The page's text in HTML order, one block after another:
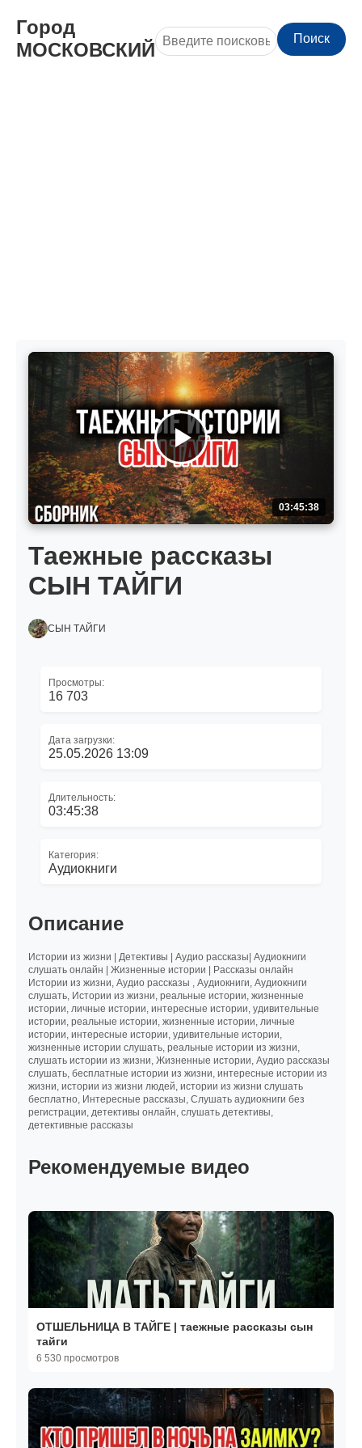
Город
МОСКОВСКИЙ
Поиск
03:45:38
Таежные рассказы
СЫН ТАЙГИ
СЫН ТАЙГИ
Просмотры:
16 703
Дата загрузки:
25.05.2026 13:09
Длительность:
03:45:38
Категория:
Аудиокниги
Описание
Истории из жизни | Детективы | Аудио рассказы| Аудиокниги
слушать онлайн | Жизненные истории | Рассказы онлайн
Истории из жизни, Аудио рассказы , Аудиокниги, Аудиокниги
слушать, Истории из жизни, реальные истории, жизненные
истории, личные истории, интересные истории, удивительные
истории, реальные истории, жизненные истории, личные
истории, интересные истории, удивительные истории,
жизненные истории слушать, реальные истории из жизни,
слушать истории из жизни, Жизненные истории, Аудио рассказы
слушать, бесплатные истории из жизни, интересные истории из
жизни, истории из жизни людей, истории из жизни слушать
бесплатно, Интересные рассказы, Слушать аудиокниги без
регистрации, детективы онлайн, слушать детективы,
детективные рассказы
Рекомендуемые видео
ОТШЕЛЬНИЦА В ТАЙГЕ | таежные рассказы сын
тайги
6 530 просмотров